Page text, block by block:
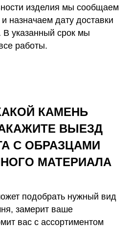
изделия мы сообщаем
назначаем дату доставки
В указанный срок мы
работы.
КАМЕНЬ
ВЫЕЗД
С ОБРАЗЦАМИ
МАТЕРИАЛА
подобрать нужный вид
замерит ваше
вас с ассортиментом